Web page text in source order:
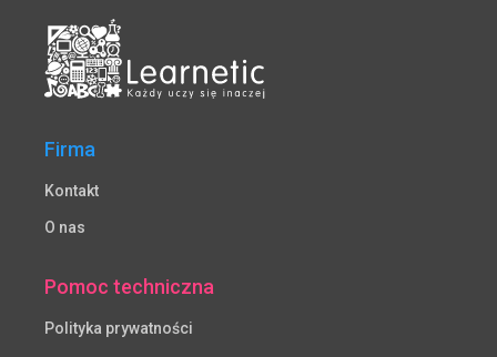
Firma
Kontakt
O nas
Pomoc techniczna
Polityka prywatności